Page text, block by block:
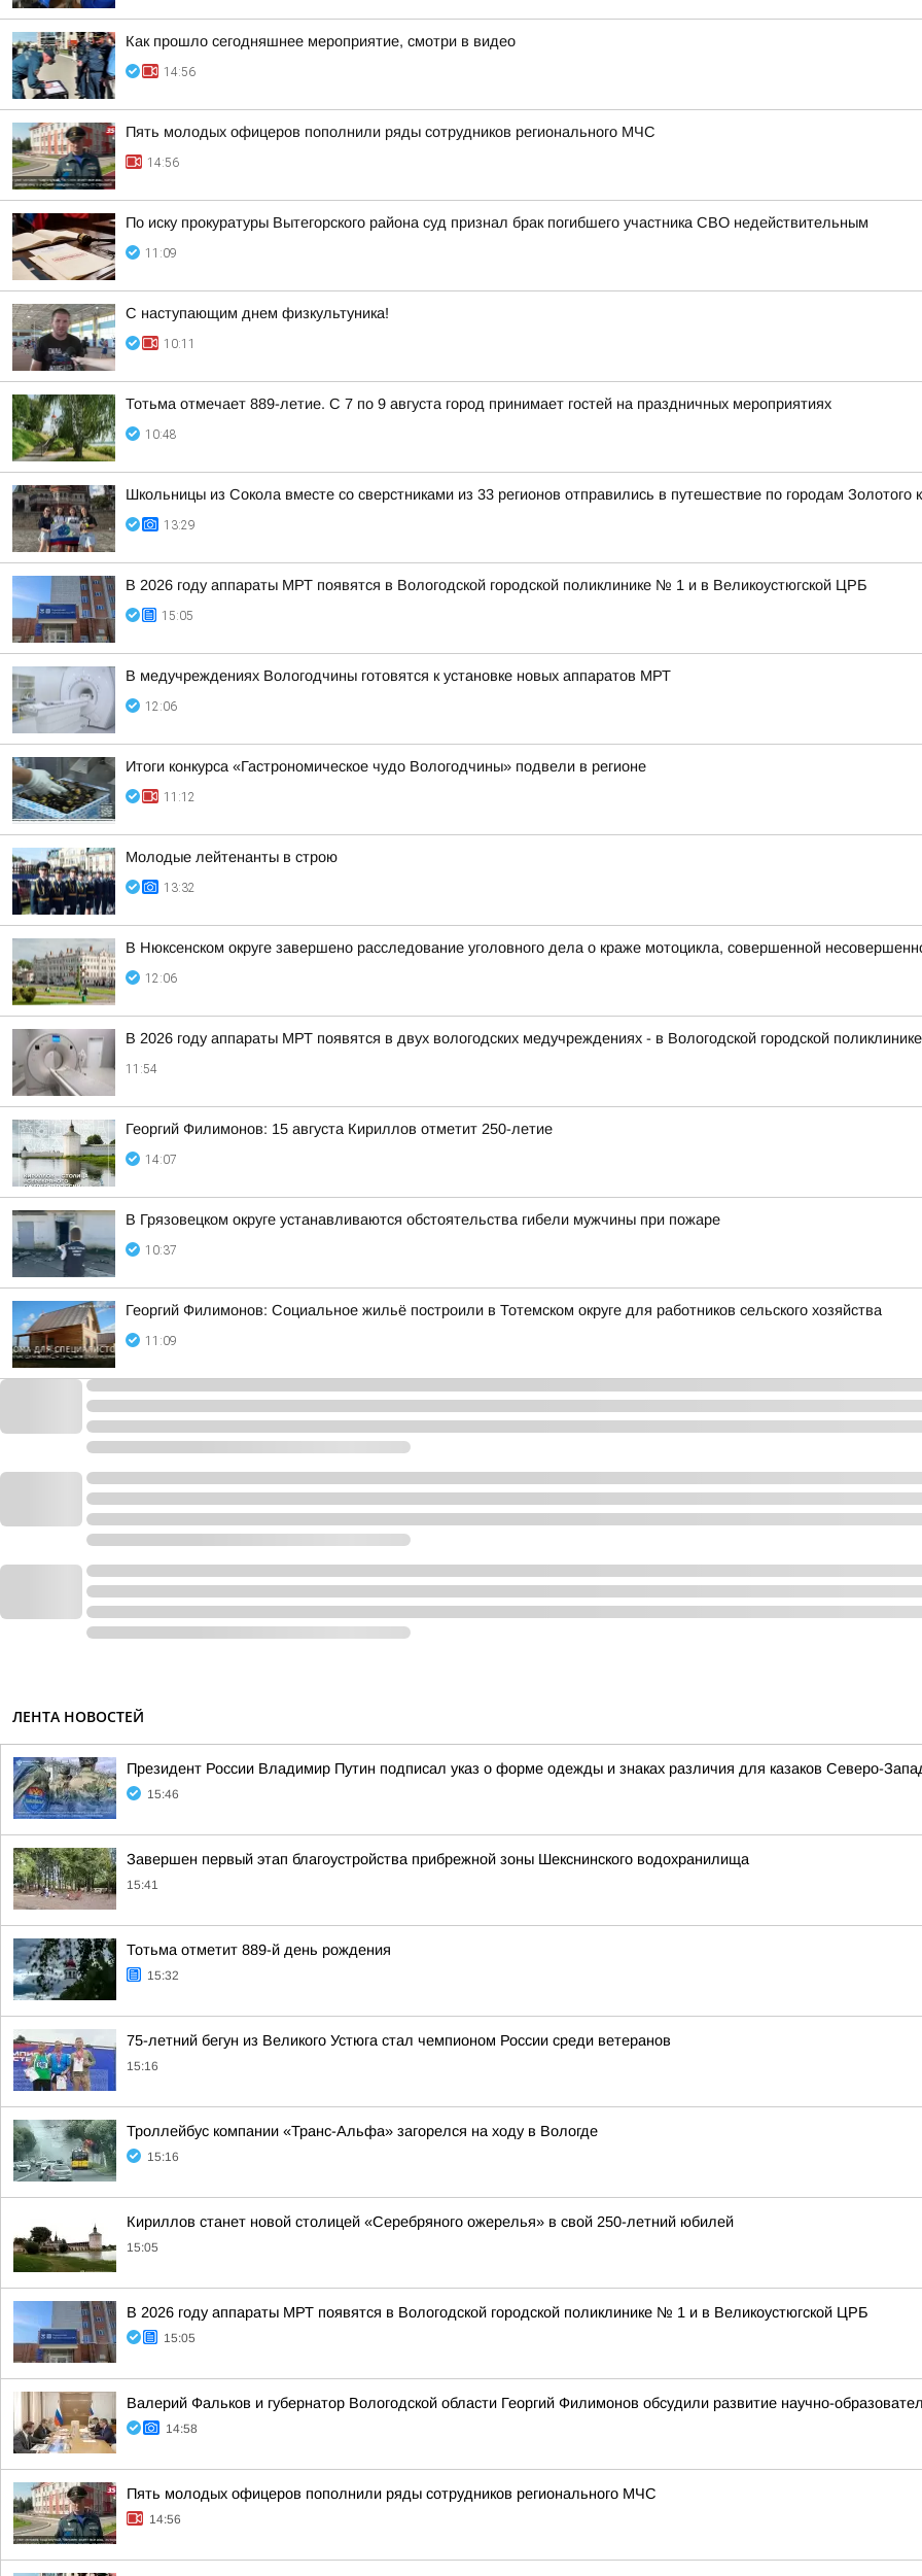
Как прошло сегодняшнее мероприятие, смотри в видео
14:56
Пять молодых офицеров пополнили ряды сотрудников регионального МЧС
14:56
По иску прокуратуры Вытегорского района суд признал брак погибшего участника СВО недействительным
11:09
С наступающим днем физкультуника!
10:11
Тотьма отмечает 889-летие. С 7 по 9 августа город принимает гостей на праздничных мероприятиях
10:48
Школьницы из Сокола вместе со сверстниками из 33 регионов отправились в путешествие по городам Золотого
13:29
В 2026 году аппараты МРТ появятся в Вологодской городской поликлинике № 1 и в Великоустюгской ЦРБ
15:05
В медучреждениях Вологодчины готовятся к установке новых аппаратов МРТ
12:06
Итоги конкурса «Гастрономическое чудо Вологодчины» подвели в регионе
11:12
Молодые лейтенанты в строю
13:32
В Нюксенском округе завершено расследование уголовного дела о краже мотоцикла, совершенной
12:06
В 2026 году аппараты МРТ появятся в двух вологодских медучреждениях - в Вологодской городской
11:54
Георгий Филимонов: 15 августа Кириллов отметит 250-летие
14:07
В Грязовецком округе устанавливаются обстоятельства гибели мужчины при пожаре
10:37
Георгий Филимонов: Социальное жильё построили в Тотемском округе для работников сельского хозяйства
11:09
ЛЕНТА НОВОСТЕЙ
Президент России Владимир Путин подписал указ о форме одежды и знаках различия для казаков Северо-
15:46
Завершен первый этап благоустройства прибрежной зоны Шекснинского водохранилища
15:41
Тотьма отметит 889-й день рождения
15:32
75-летний бегун из Великого Устюга стал чемпионом России среди ветеранов
15:16
Троллейбус компании «Транс-Альфа» загорелся на ходу в Вологде
15:16
Кириллов станет новой столицей «Серебряного ожерелья» в свой 250-летний юбилей
15:05
В 2026 году аппараты МРТ появятся в Вологодской городской поликлинике № 1 и в Великоустюгской ЦРБ
15:05
Валерий Фальков и губернатор Вологодской области Георгий Филимонов обсудили развитие научно-
14:58
Пять молодых офицеров пополнили ряды сотрудников регионального МЧС
14:56